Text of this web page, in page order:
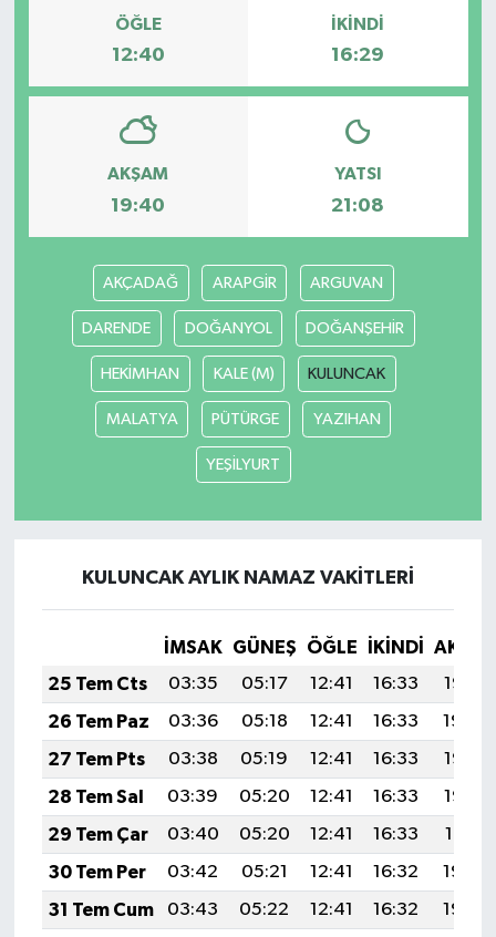
ÖĞLE
12:40
İKINDI
16:29
AKŞAM
19:40
YATSI
21:08
AKÇADAĞ ARAPGİR ARGUVAN
DARENDE DOĞANYOL DOĞANŞEHİR
HEKİMHAN KALE (M) KULUNCAK
MALATYA PÜTÜRGE YAZIHAN
YEŞİLYURT
KULUNCAK AYLIK NAMAZ VAKITLERI
İMSAK GÜNEŞ ÖĞLE İKINDI
25 Tem Cts
03:35 05:17 12:41 16:33
19:55
26 Tem Paz
03:36 05:18 12:41 16:33
19:54
27 Tem Pts
03:38 05:19 12:41 16:33
19:53
28 Tem Sal
03:39 05:20 12:41 16:33
19:52
29 Tem Çar
03:40 05:20 12:41 16:33
19:51
30 Tem Per
03:42 05:21 12:41 16:32
19:50
31 Tem Cum
03:43 05:22 12:41 16:32
19:49